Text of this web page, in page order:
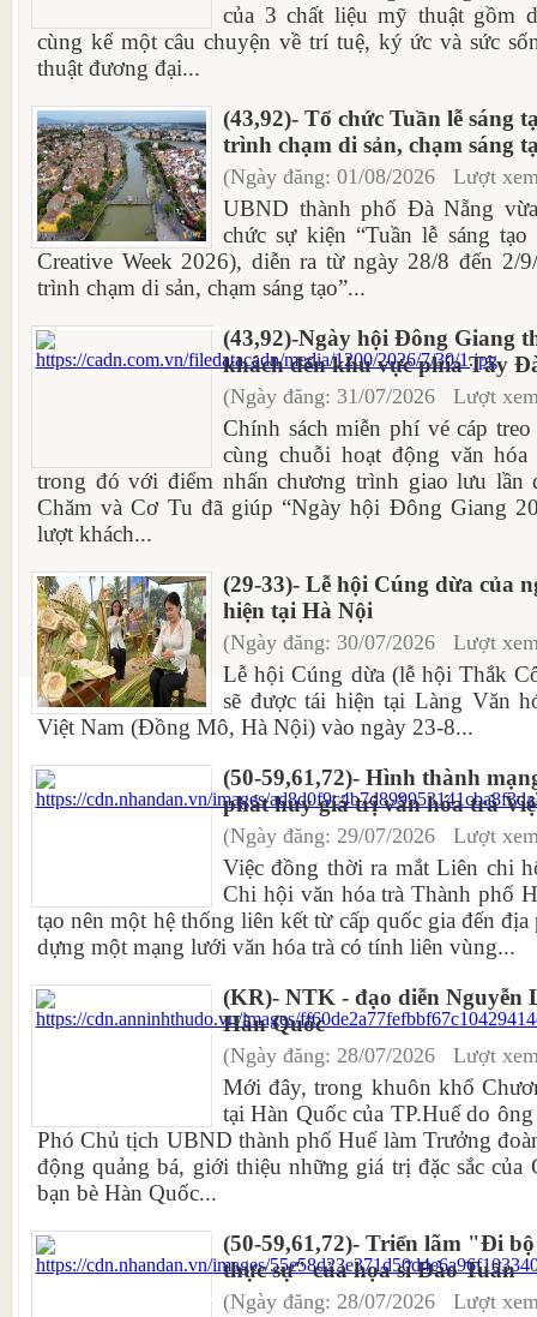
của 3 chất liệu mỹ thuật gồm
cùng kể một câu chuyện về trí tuệ, ký ức và sức
thuật đương đại...
(43,92)- Tổ chức Tuần lễ sáng
trình chạm di sản, chạm sáng
(Ngày đăng: 01/08/2026 Lượt
UBND thành phố Đà Nẵng
chức sự kiện “Tuần lễ sáng
Creative Week 2026), diễn ra từ ngày 28/8 đến 2/
trình chạm di sản, chạm sáng tạo”...
(43,92)-Ngày hội Đông Giang
khách đến khu vực phía Tây
(Ngày đăng: 31/07/2026 Lượt
Chính sách miễn phí vé cáp
cùng chuỗi hoạt động văn
trong đó với điểm nhấn chương trình giao lưu lần
Chăm và Cơ Tu đã giúp “Ngày hội Đông Giang
lượt khách...
(29-33)- Lễ hội Cúng dừa của
hiện tại Hà Nội
(Ngày đăng: 30/07/2026 Lượt
Lễ hội Cúng dừa (lễ hội Thắk
sẽ được tái hiện tại Làng Văn
Việt Nam (Đồng Mô, Hà Nội) vào ngày 23-8...
(50-59,61,72)- Hình thành
phát huy giá trị văn hóa trà
(Ngày đăng: 29/07/2026 Lượt
Việc đồng thời ra mắt Liên chi
Chi hội văn hóa trà Thành phố
tạo nên một hệ thống liên kết từ cấp quốc gia đến
dựng một mạng lưới văn hóa trà có tính liên vùng...
(KR)- NTK - đạo diễn Nguyễn
Hàn Quốc
(Ngày đăng: 28/07/2026 Lượt
Mới đây, trong khuôn khổ
tại Hàn Quốc của TP.Huế do
Phó Chủ tịch UBND thành phố Huế làm Trưởng
động quảng bá, giới thiệu những giá trị đặc sắc
bạn bè Hàn Quốc...
(50-59,61,72)- Triển lãm "Đi
thực sự" của họa sĩ Đào Tuấn
(Ngày đăng: 28/07/2026 Lượt